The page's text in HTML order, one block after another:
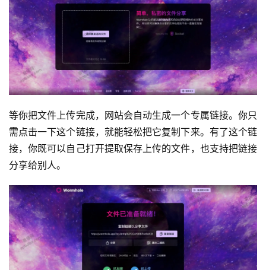
等你把文件上传完成，网站会自动生成一个专属链接。你只
需点击一下这个链接，就能轻松把它复制下来。有了这个链
接，你既可以自己打开提取保存上传的文件，也支持把链接
分享给别人。